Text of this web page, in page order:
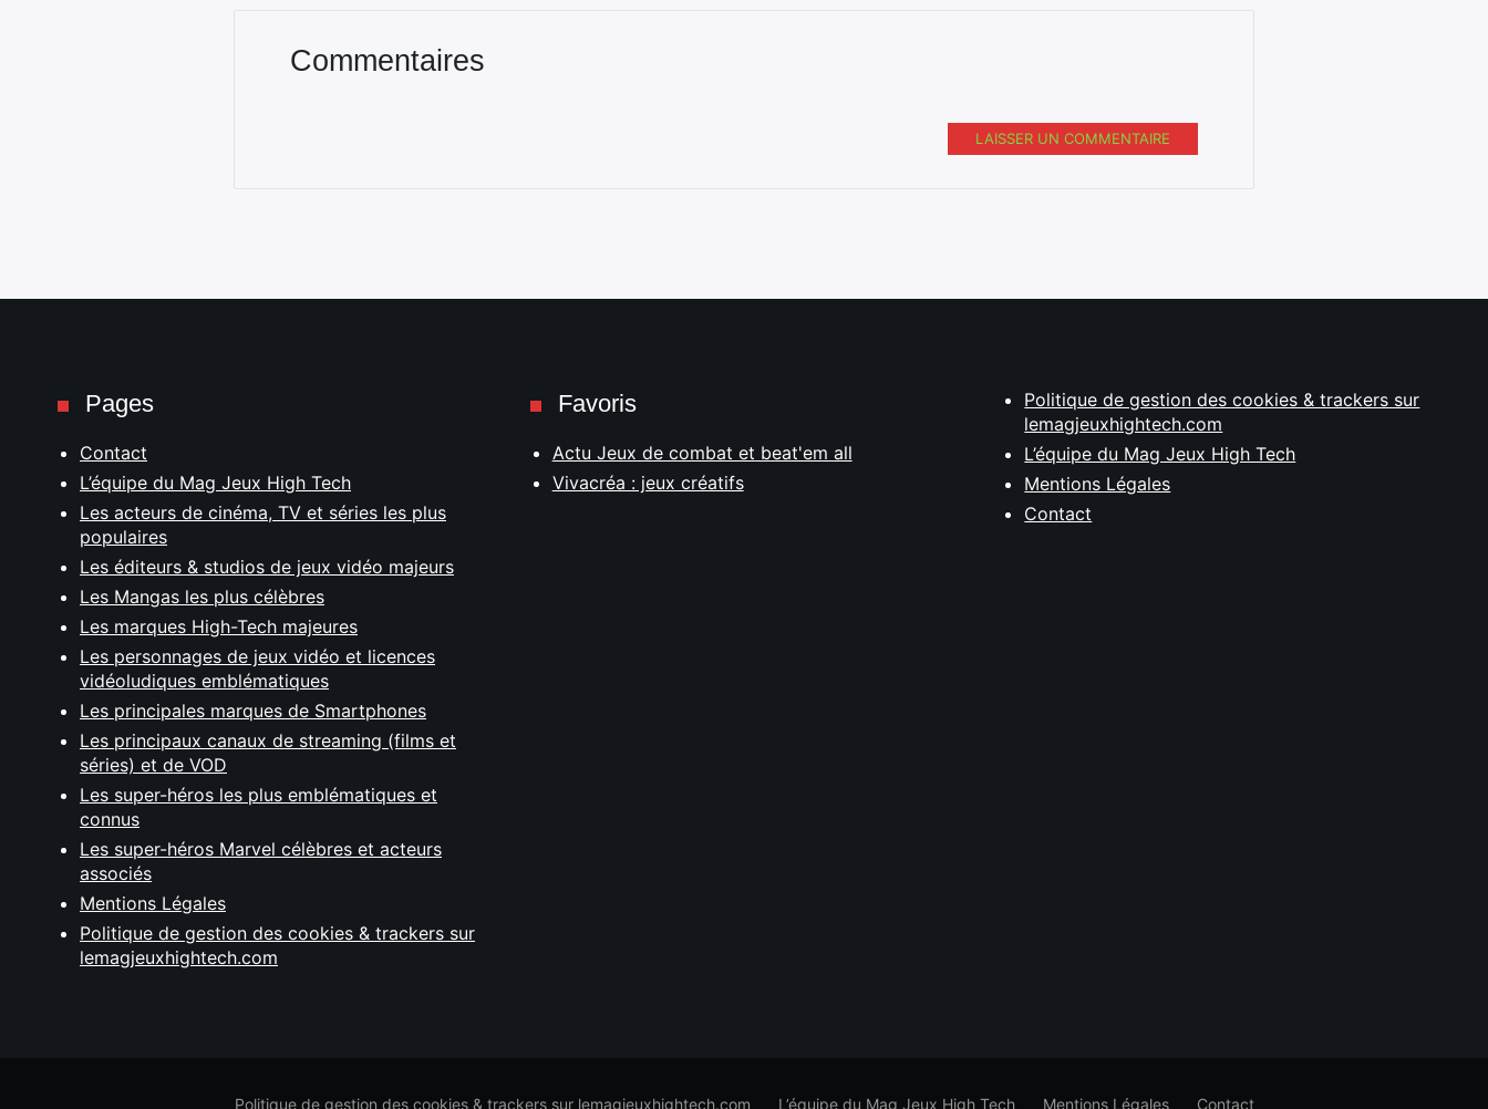
Commentaires
LAISSER UN COMMENTAIRE
Pages
Contact
L’équipe du Mag Jeux High Tech
Les acteurs de cinéma, TV et séries les plus
populaires
Les éditeurs & studios de jeux vidéo majeurs
Les Mangas les plus célèbres
Les marques High-Tech majeures
Les personnages de jeux vidéo et licences
vidéoludiques emblématiques
Les principales marques de Smartphones
Les principaux canaux de streaming (films et
séries) et de VOD
Les super-héros les plus emblématiques et
connus
Les super-héros Marvel célèbres et acteurs
associés
Mentions Légales
Politique de gestion des cookies & trackers sur
lemagjeuxhightech.com
Favoris
Actu Jeux de combat et beat'em all
Vivacréa : jeux créatifs
Politique de gestion des cookies & trackers sur
lemagjeuxhightech.com
L’équipe du Mag Jeux High Tech
Mentions Légales
Contact
Politique de gestion des cookies & trackers sur lemagjeuxhightech.com L’équipe du Mag Jeux High Tech Mentions Légales Contact